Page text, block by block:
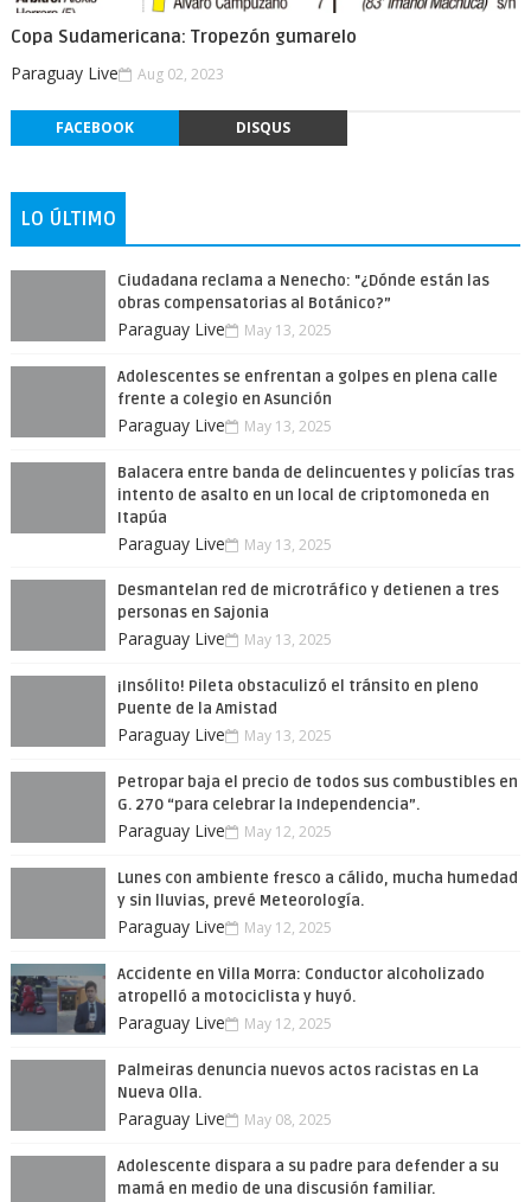
Copa Sudamericana: Tropezón gumarelo
Paraguay Live Aug 02, 2023
FACEBOOK DISQUS
LO ÚLTIMO
Ciudadana reclama a Nenecho: "¿Dónde están las
obras compensatorias al Botánico?”
Paraguay Live May 13, 2025
Adolescentes se enfrentan a golpes en plena calle
frente a colegio en Asunción
Paraguay Live May 13, 2025
Balacera entre banda de delincuentes y policías tras
intento de asalto en un local de criptomoneda en
Itapúa
Paraguay Live May 13, 2025
Desmantelan red de microtráfico y detienen a tres
personas en Sajonia
Paraguay Live May 13, 2025
¡Insólito! Pileta obstaculizó el tránsito en pleno
Puente de la Amistad
Paraguay Live May 13, 2025
Petropar baja el precio de todos sus combustibles en
G. 270 “para celebrar la Independencia”.
Paraguay Live May 12, 2025
Lunes con ambiente fresco a cálido, mucha humedad
y sin lluvias, prevé Meteorología.
Paraguay Live May 12, 2025
Accidente en Villa Morra: Conductor alcoholizado
atropelló a motociclista y huyó.
Paraguay Live May 12, 2025
Palmeiras denuncia nuevos actos racistas en La
Nueva Olla.
Paraguay Live May 08, 2025
Adolescente dispara a su padre para defender a su
mamá en medio de una discusión familiar.